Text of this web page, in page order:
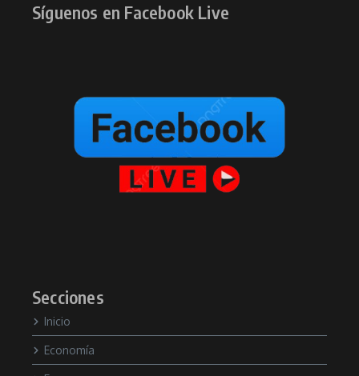
Síguenos en Facebook Live
Secciones
Inicio
Economía